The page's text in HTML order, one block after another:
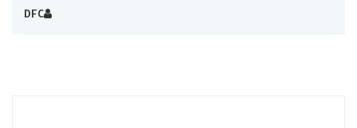
DFC